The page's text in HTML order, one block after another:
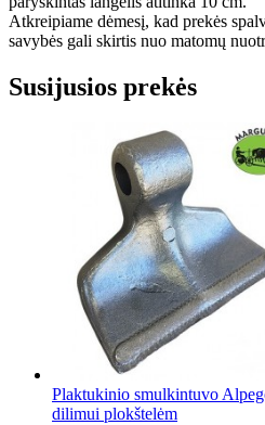
Atkreipiame dėmesį, kad prekės
savybės gali skirtis nuo matomų
Susijusios prekės
Plaktukinio smulkintuvo
dilimui plokštelėm